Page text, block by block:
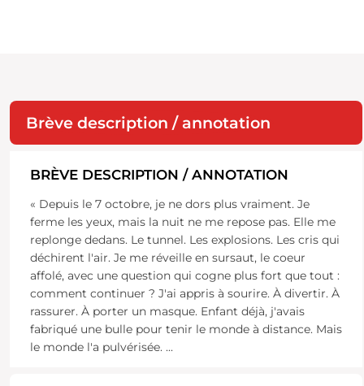
Brève description / annotation
BRÈVE DESCRIPTION / ANNOTATION
« Depuis le 7 octobre, je ne dors plus vraiment. Je
ferme les yeux, mais la nuit ne me repose pas. Elle me
replonge dedans. Le tunnel. Les explosions. Les cris qui
déchirent l'air. Je me réveille en sursaut, le coeur
affolé, avec une question qui cogne plus fort que tout :
comment continuer ? J'ai appris à sourire. À divertir. À
rassurer. À porter un masque. Enfant déjà, j'avais
fabriqué une bulle pour tenir le monde à distance. Mais
le monde l'a pulvérisée. ...